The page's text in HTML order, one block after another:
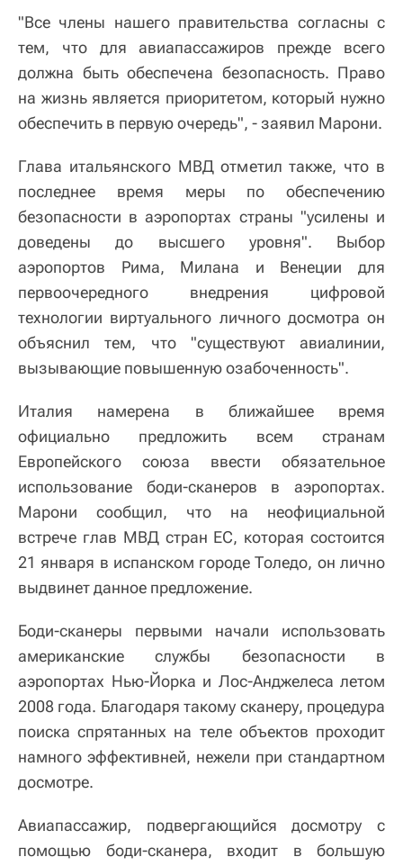
"Все члены нашего правительства согласны с
тем, что для авиапассажиров прежде всего
должна быть обеспечена безопасность. Право
на жизнь является приоритетом, который нужно
обеспечить в первую очередь", - заявил Марони.
Глава итальянского МВД отметил также, что в
последнее время меры по обеспечению
безопасности в аэропортах страны "усилены и
доведены до высшего уровня". Выбор
аэропортов Рима, Милана и Венеции для
первоочередного внедрения цифровой
технологии виртуального личного досмотра он
объяснил тем, что "существуют авиалинии,
вызывающие повышенную озабоченность".
Италия намерена в ближайшее время
официально предложить всем странам
Европейского союза ввести обязательное
использование боди-сканеров в аэропортах.
Марони сообщил, что на неофициальной
встрече глав МВД стран ЕС, которая состоится
21 января в испанском городе Толедо, он лично
выдвинет данное предложение.
Боди-сканеры первыми начали использовать
американские службы безопасности в
аэропортах Нью-Йорка и Лос-Анджелеса летом
2008 года. Благодаря такому сканеру, процедура
поиска спрятанных на теле объектов проходит
намного эффективней, нежели при стандартном
досмотре.
Авиапассажир, подвергающийся досмотру с
помощью боди-сканера, входит в большую